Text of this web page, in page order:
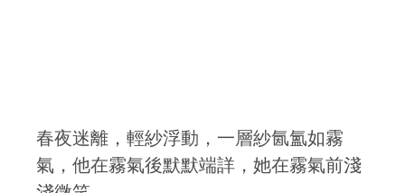
春夜迷離，輕紗浮動，一層紗氤氳如霧
氣，他在霧氣後默默端詳，她在霧氣前淺